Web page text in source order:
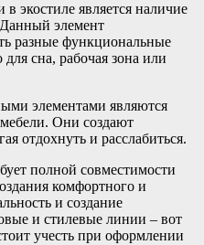
экостиле является наличие
элемент
разные функциональные
сна, рабочая зона или
элементами являются
Они создают
отдохнуть и расслабиться.
полной совместимости
комфортного и
и создание
и стилевые линии – вот
учесть при оформлении